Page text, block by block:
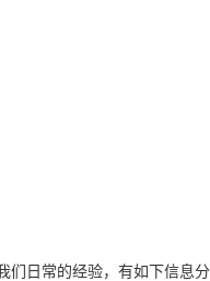
们日常的经验，有如下信息分